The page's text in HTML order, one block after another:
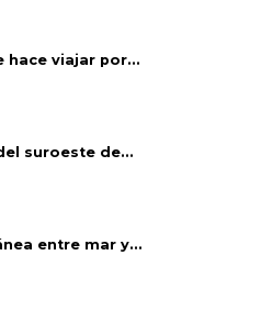
hace viajar por...
suroeste de...
entre mar y...